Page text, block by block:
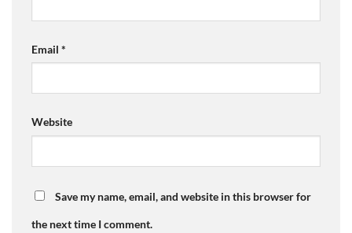
Email *
Website
Save my name, email, and website in this browser for
the next time I comment.